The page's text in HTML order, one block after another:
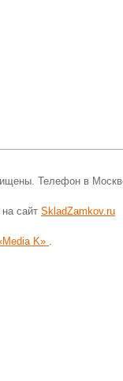
Телефон в
сайт SkladZamkov.ru
K» .